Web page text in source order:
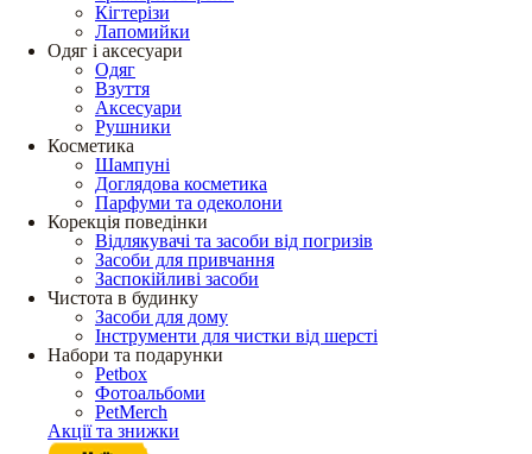
Кігтерізи
Лапомийки
Одяг і аксесуари
Одяг
Взуття
Аксесуари
Рушники
Косметика
Шампуні
Доглядова косметика
Парфуми та одеколони
Корекція поведінки
Відлякувачі та засоби від погризів
Засоби для привчання
Заспокійливі засоби
Чистота в будинку
Засоби для дому
Інструменти для чистки від шерсті
Набори та подарунки
Petbox
Фотоальбоми
PetMerch
Акції та знижки